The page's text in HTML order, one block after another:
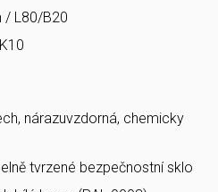
/ L80/B20
nárazuvzdorná, chemicky
tvrzené bezpečnostní sklo